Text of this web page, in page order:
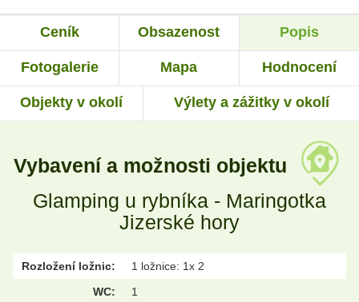
Ceník Obsazenost Popis
Fotogalerie Mapa Hodnocení
Objekty v okolí Výlety a zážitky v okolí
Vybavení a možnosti objektu
Glamping u rybníka - Maringotka
Jizerské hory
Rozložení ložnic:
1 ložnice: 1x 2
WC:
1